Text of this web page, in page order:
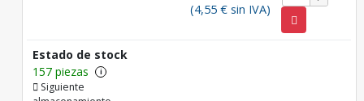
(4,55 € sin IVA)
Estado de stock
157 piezas
i
Siguiente